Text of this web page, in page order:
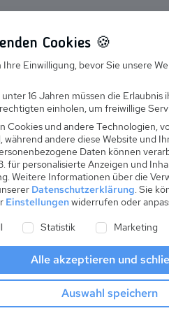
Suchen
Karriere
Ausbildung
ab
pro Nacht
Anreise
Cookies 🍪
Einwilligung, bevor Sie unsere
16 Jahren müssen die Erlaubnis
einholen, um freiwillige
Cookies und andere Technologien,
während andere diese Website und
Daten können
für personalisierte Anzeigen und
Weitere Informationen über die
Datenschutzerklärung. Sie
Einstellungenwiderrufen oder
Liste der Service-Gruppen,
Statistik Marketing
Alle akzeptieren und
Auswahl speichern